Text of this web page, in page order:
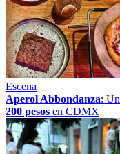
Escena
Aperol Abbondanza: Un
200 pesos en CDMX